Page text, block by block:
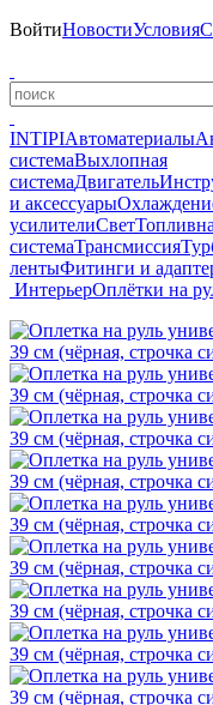
ВойтиНовостиУсловия
INTIPIАвтоматериалы
системаВыхлопная
системаДвигатель
и аксессуары
усилителиСвет
системаТрансмиссия
лентыФитинги и
ИнтерьерОплётки на